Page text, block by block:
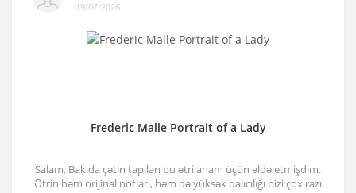
19/07/2026
Frederic Malle Portrait of a Lady
Salam, Bakıda çətin tapılan bu ətri anam üçün əldə etmişdim.
Ətrin həm orijinal notları, həm də yüksək qalıcılığı bizi çox razı